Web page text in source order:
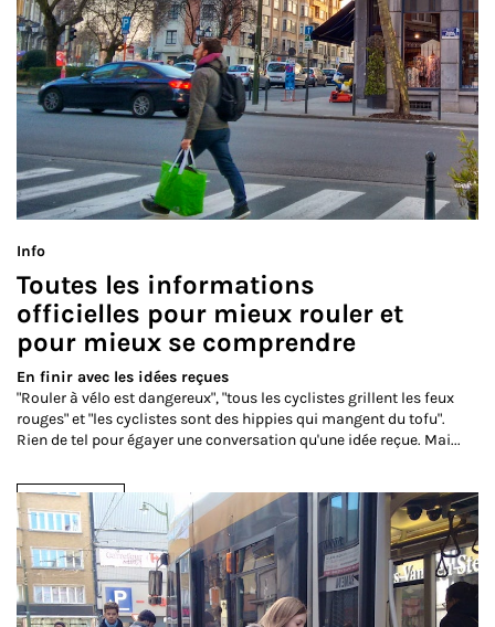
Info
Toutes les informations
officielles pour mieux rouler et
pour mieux se comprendre
En finir avec les idées reçues
"Rouler à vélo est dangereux", "tous les cyclistes grillent les feux
rouges" et "les cyclistes sont des hippies qui mangent du tofu".
Rien de tel pour égayer une conversation qu'une idée reçue. Mai...
Lire la suite